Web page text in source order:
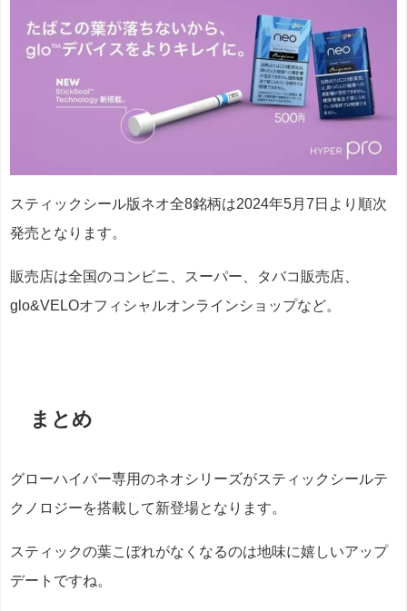
スティックシール版ネオ全8銘柄は2024年5月7日より順次
発売となります。
販売店は全国のコンビニ、スーパー、タバコ販売店、
glo&VELOオフィシャルオンラインショップなど。
まとめ
グローハイパー専用のネオシリーズがスティックシールテ
クノロジーを搭載して新登場となります。
スティックの葉こぼれがなくなるのは地味に嬉しいアップ
デートですね。